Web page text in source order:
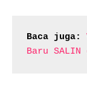
Baca juga:
Baru